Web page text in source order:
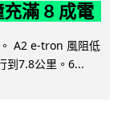
滿 8 成電
A2 e-tron 風阻低
到7.8公里。6...